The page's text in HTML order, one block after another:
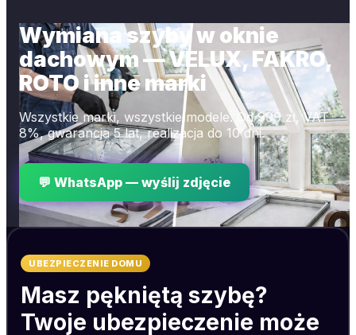
Wymiana szyby w oknie
dachowym — VELUX, FAKRO,
ROTO i inne marki
Wszystkie marki, wszystkie modele. Od 999 zł, VAT
8%, gwarancja 5 lat, realizacja do 10 dni.
💬 WhatsApp — wyślij zdjęcie
UBEZPIECZENIE DOMU
Masz pękniętą szybę?
Twoje ubezpieczenie może